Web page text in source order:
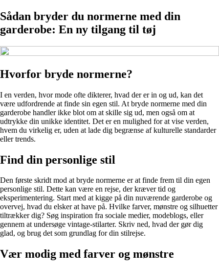
Sådan bryder du normerne med din
garderobe: En ny tilgang til tøj
Hvorfor bryde normerne?
I en verden, hvor mode ofte dikterer, hvad der er in og ud, kan det
være udfordrende at finde sin egen stil. At bryde normerne med din
garderobe handler ikke blot om at skille sig ud, men også om at
udtrykke din unikke identitet. Det er en mulighed for at vise verden,
hvem du virkelig er, uden at lade dig begrænse af kulturelle standarder
eller trends.
Find din personlige stil
Den første skridt mod at bryde normerne er at finde frem til din egen
personlige stil. Dette kan være en rejse, der kræver tid og
eksperimentering. Start med at kigge på din nuværende garderobe og
overvej, hvad du elsker at have på. Hvilke farver, mønstre og silhuetter
tiltrækker dig? Søg inspiration fra sociale medier, modeblogs, eller
gennem at undersøge vintage-stilarter. Skriv ned, hvad der gør dig
glad, og brug det som grundlag for din stilrejse.
Vær modig med farver og mønstre